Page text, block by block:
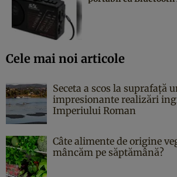
Cele mai noi articole
Seceta a scos la suprafață
impresionante realizări
Imperiului Roman
Câte alimente de origine
mâncăm pe săptămână?